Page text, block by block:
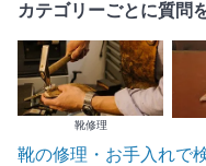
カテゴリーごとに質問
靴修理
靴の修理・お手入れで